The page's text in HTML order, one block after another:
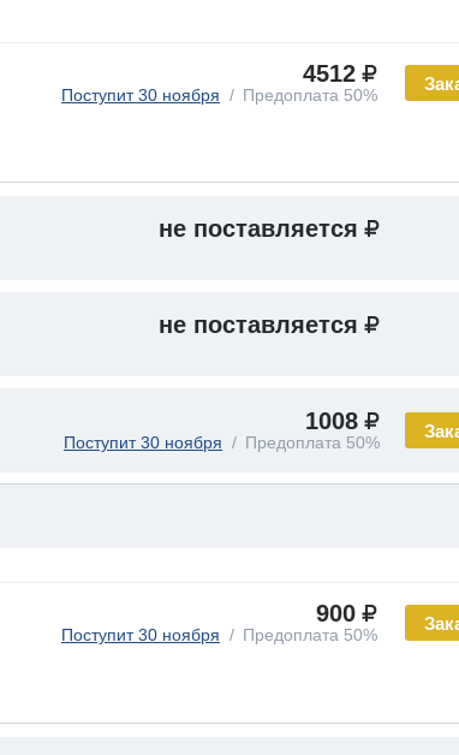
4512
Поступит 30 ноября Предоплата 50%
не поставляется
не поставляется
1008
Поступит 30 ноября Предоплата 50%
900
Поступит 30 ноября Предоплата 50%